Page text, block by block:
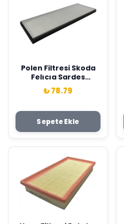
Polen Filtresi Skoda
Felıcıa Sardes
DJA191001
₺ 78.79
Sepete Ekle